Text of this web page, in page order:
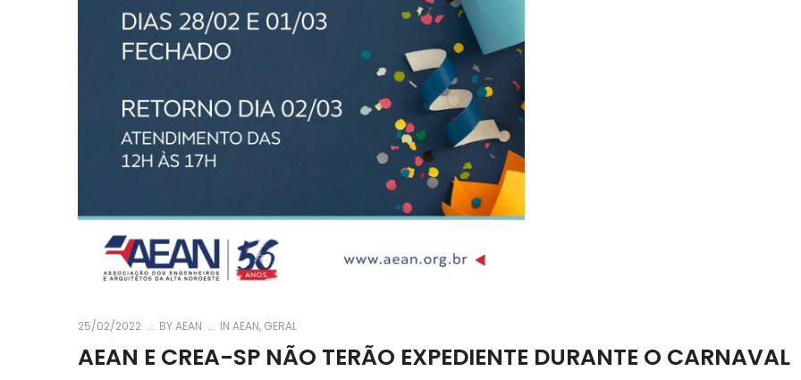
25/02/2022 BYAEAN IN AEAN, GERAL
AEAN E CREA-SP NÃO TERÃO EXPEDIENTE DURANTE O CARNAVAL